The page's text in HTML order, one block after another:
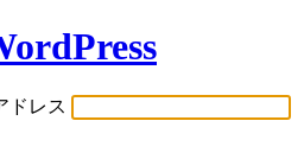
ドレス